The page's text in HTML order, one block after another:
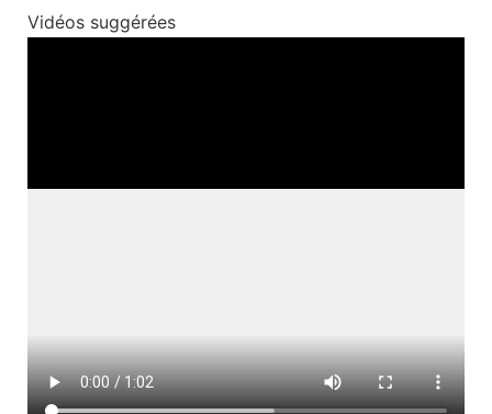
Vidéos suggérées